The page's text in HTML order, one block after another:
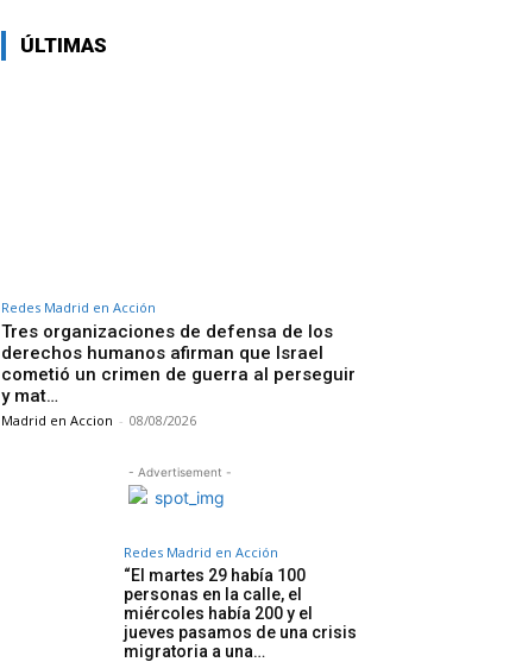
ÚLTIMAS
Redes Madrid en Acción
Tres organizaciones de defensa de los
derechos humanos afirman que Israel
cometió un crimen de guerra al perseguir
y mat…
Madrid en Accion - 08/08/2026
- Advertisement -
Redes Madrid en Acción
“El martes 29 había 100
personas en la calle, el
miércoles había 200 y el
jueves pasamos de una crisis
migratoria a una…